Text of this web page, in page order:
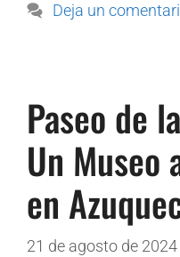
Deja un
Paseo de
Un Museo
en
21 de agosto de 2024